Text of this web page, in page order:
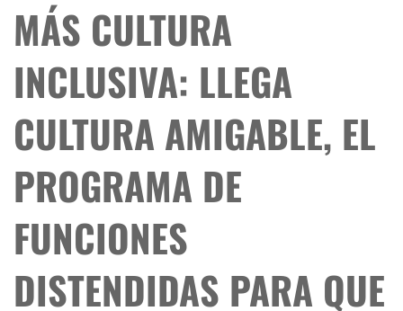
MÁS CULTURA
INCLUSIVA: LLEGA
CULTURA AMIGABLE, EL
PROGRAMA DE
FUNCIONES
DISTENDIDAS PARA QUE